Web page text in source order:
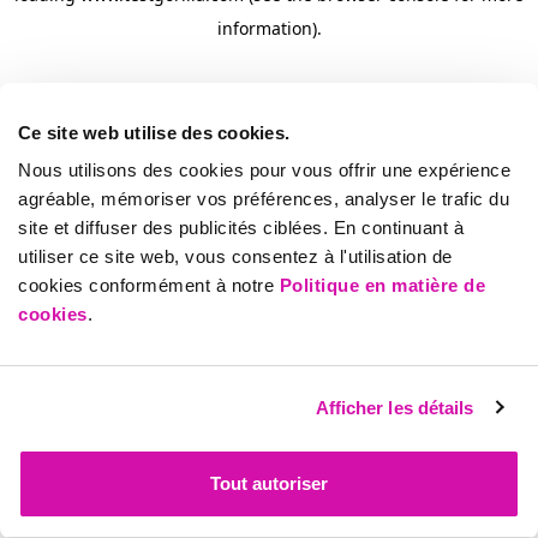
Ce site web utilise des cookies.
Nous utilisons des cookies pour vous offrir une expérience
agréable, mémoriser vos préférences, analyser le trafic du
site et diffuser des publicités ciblées. En continuant à
utiliser ce site web, vous consentez à l'utilisation de
cookies conformément à notre Politique en matière de
cookies.
Afficher les détails
Tout autoriser
information).